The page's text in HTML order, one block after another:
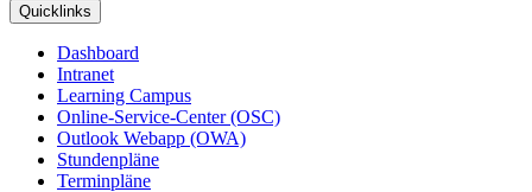
Quicklinks
Dashboard
Intranet
Learning Campus
Online-Service-Center (OSC)
Outlook Webapp (OWA)
Stundenpläne
Terminpläne